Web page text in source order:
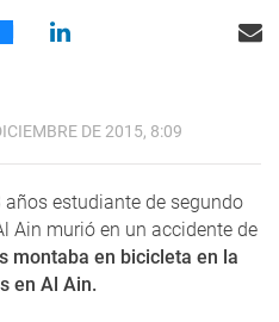
DE 2015, 8:09
estudiante de segundo
Ain murió en un accidente de
montaba en bicicleta en la
en Al Ain.